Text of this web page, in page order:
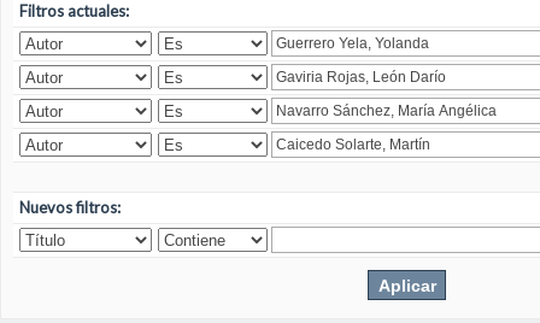
Filtros actuales:
Nuevos filtros: